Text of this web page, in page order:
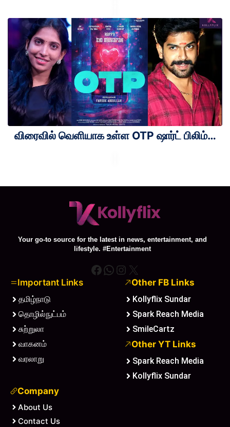
விரைவில் வெளியாக உள்ள OTP ஷார்ட் பிலிம்…
Your go-to source for the latest in news, entertainment, and
lifestyle. #Entertainment
Facebook
WhatsApp
Instagram
X
Important Links
தமிழ்நாடு
தொழில்நுட்பம்
சுற்றுலா
வாகனம்
வரலாறு
Other FB Links
Kollyflix Sundar
Spark Reach Media
SmileCartz
Other YT Links
Spark Reach Media
Kollyflix Sundar
Company
About Us
Contact Us